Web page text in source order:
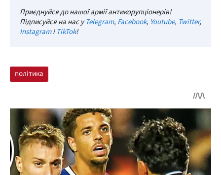
Приєднуйся до нашої армії антикорупціонерів!
Підписуйся на нас уTelegram, Facebook, Youtube, Twitter,
InstagramіTikTok!
політика